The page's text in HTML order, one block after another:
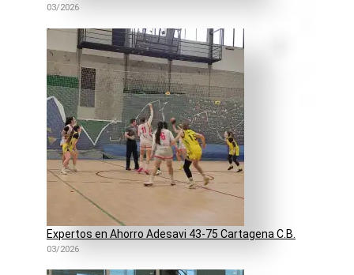
03/2026
Expertos en Ahorro Adesavi 43-75 Cartagena C.B.
03/2026